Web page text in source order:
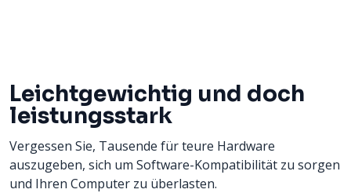
Leichtgewichtig und doch
leistungsstark
Vergessen Sie, Tausende für teure Hardware
auszugeben, sich um Software-Kompatibilität zu sorgen
und Ihren Computer zu überlasten.